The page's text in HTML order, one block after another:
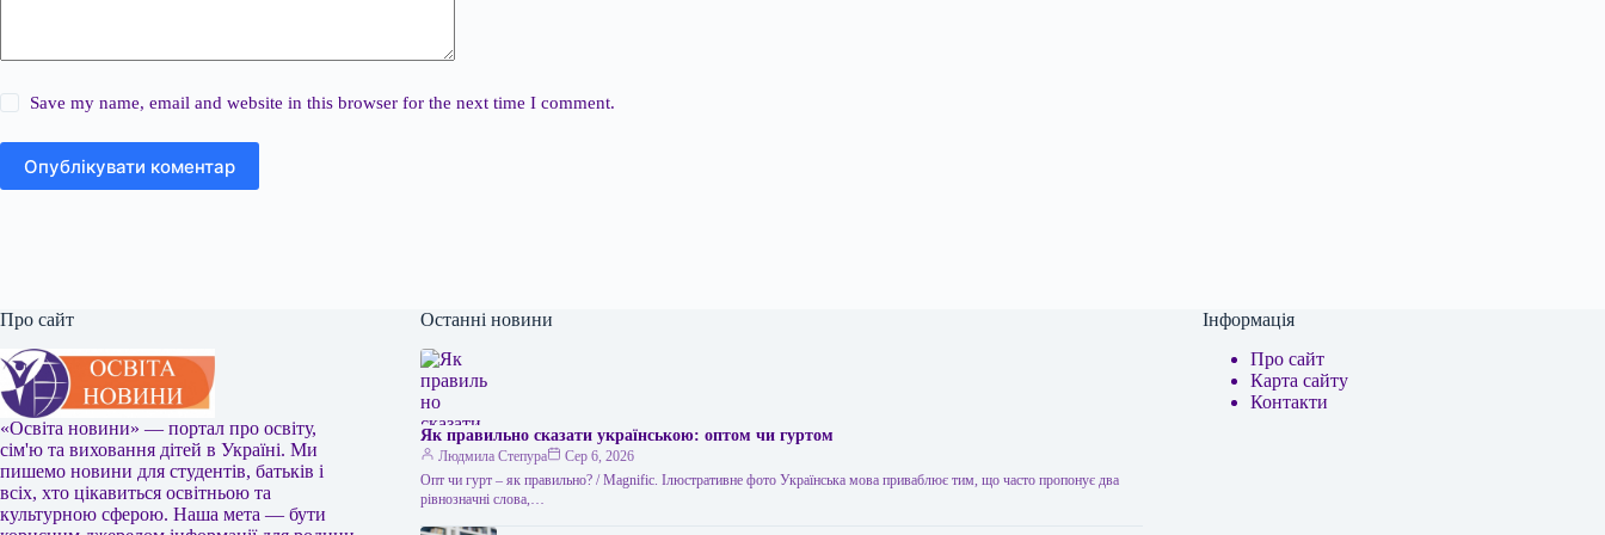
Save my name, email and website in this browser for the next time I comment.
Опублікувати коментар
Про сайт
«Освіта новини» — портал про освіту,
сім'ю та виховання дітей в Україні. Ми
пишемо новини для студентів, батьків і
всіх, хто цікавиться освітньою та
культурною сферою. Наша мета — бути
Останні новини
Як правильно сказати українською: оптом чи гуртом
Людмила Степура
Сер 6, 2026
Опт чи гурт – як правильно? / Мagnific. Ілюстративне фото Українська мова приваблює тим, що часто пропонує два
рівнозначні слова,…
Інформація
Про сайт
Карта сайту
Контакти